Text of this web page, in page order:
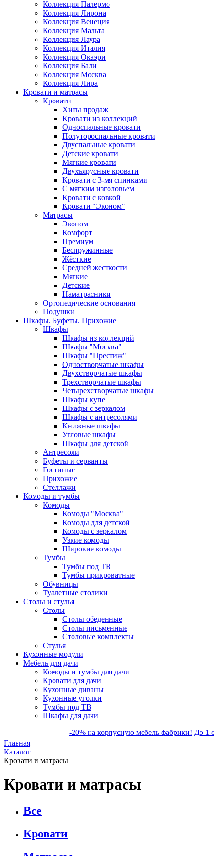
Коллекция Палермо
Коллекция Лирона
Коллекция Венеция
Коллекция Мальта
Коллекция Лаура
Коллекция Италия
Коллекция Окаэри
Коллекция Бали
Коллекция Москва
Коллекция Лира
Кровати и матрасы
Кровати
Хиты продаж
Кровати из коллекций
Односпальные кровати
Полутороспальные кровати
Двуспальные кровати
Детские кровати
Мягкие кровати
Двухъярусные кровати
Кровати с 3-мя спинками
С мягким изголовьем
Кровати с ковкой
Кровати "Эконом"
Матрасы
Эконом
Комфорт
Премиум
Беспружинные
Жёсткие
Средней жесткости
Мягкие
Детские
Наматрасники
Ортопедические основания
Подушки
Шкафы. Буфеты. Прихожие
Шкафы
Шкафы из коллекций
Шкафы "Москва"
Шкафы "Престиж"
Одностворчатые шкафы
Двухстворчатые шкафы
Трехстворчатые шкафы
Четырехстворчатые шкафы
Шкафы купе
Шкафы с зеркалом
Шкафы с антресолями
Книжные шкафы
Угловые шкафы
Шкафы для детской
Антресоли
Буфеты и серванты
Гостиные
Прихожие
Стеллажи
Комоды и тумбы
Комоды
Комоды "Москва"
Комоды для детской
Комоды с зеркалом
Узкие комоды
Широкие комоды
Тумбы
Тумбы под ТВ
Тумбы прикроватные
Обувницы
Туалетные столики
Столы и стулья
Столы
Столы обеденные
Столы письменные
Столовые комплекты
Стулья
Кухонные модули
Мебель для дачи
Комоды и тумбы для дачи
Кровати для дачи
Кухонные диваны
Кухонные уголки
Тумбы под ТВ
Шкафы для дачи
-20% на корпусную мебель фабрики! До 1
Главная
Каталог
Кровати и матрасы
Кровати и матрасы
Все
Кровати